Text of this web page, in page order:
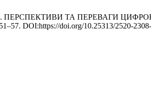
ПЕРСПЕКТИВИ ТА ПЕРЕВАГИ
DOI:https://doi.org/10.25313/2520-